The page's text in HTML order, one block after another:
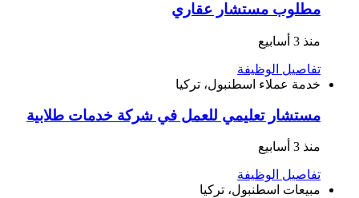
مطلوب مستشار عقاري
منذ 3 أسابيع
تفاصيل الوظيفة
خدمة عملاء اسطنبول، تركيا
مستشار تعليمي للعمل في شركة خدمات طلابية
منذ 3 أسابيع
تفاصيل الوظيفة
مبيعات اسطنبول، تركيا